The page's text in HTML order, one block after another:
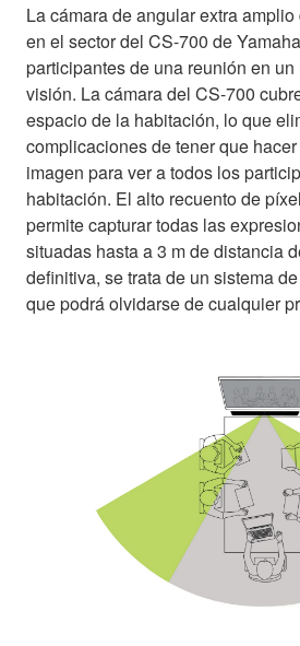
La cámara de angular extra
en el sector del CS-700 de
participantes de una reunión en
visión. La cámara del CS-700
espacio de la habitación, lo que
complicaciones de tener que
imagen para ver a todos los
habitación. El alto recuento de
permite capturar todas las
situadas hasta a 3 m de distancia
definitiva, se trata de un sistema
que podrá olvidarse de cualquier